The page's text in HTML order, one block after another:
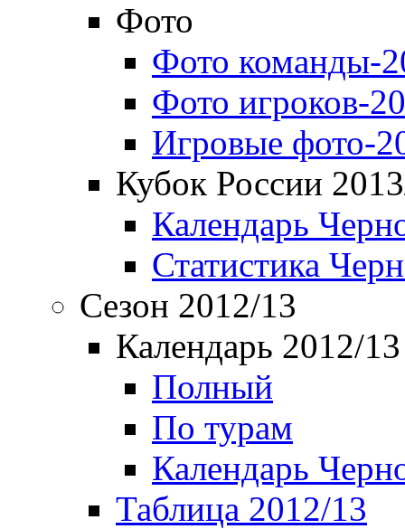
Фото
Фото команды-
Фото игроков-
Игровые фото-
Кубок России
Календарь
Статистика
Сезон 2012/13
Календарь 2012/13
Полный
По турам
Календарь
Таблица 2012/13